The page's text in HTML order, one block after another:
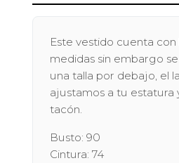
Este vestido cuenta con
medidas sin embargo
una talla por debajo, el
ajustamos a tu estatura
tacón.
Busto: 90
Cintura: 74